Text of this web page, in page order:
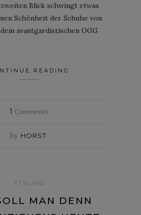
zweiten Blick schwingt etwas
Schönheit der Schuhe von
avantgardistischen OGG
READING
1 Comments
By HORST
STYLING
MAN DENN